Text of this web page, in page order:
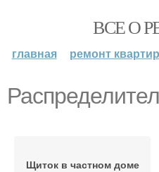
ВСЕ О
главная ремонт квартир
Щиток в частном доме